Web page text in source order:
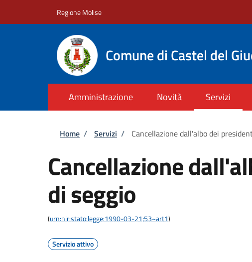
Regione Molise
Comune di Castel del
Amministrazione Novità Servizi
Briciole di pane
Home / Servizi / Cancellazione dall'albo dei
Cancellazione
di seggio
(urn:nir:stato:legge:1990-03-21;53~art1)
Servizio attivo